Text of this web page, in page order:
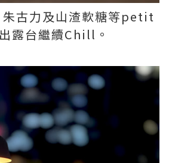
朱古力及山渣軟糖等petit
露台繼續Chill。